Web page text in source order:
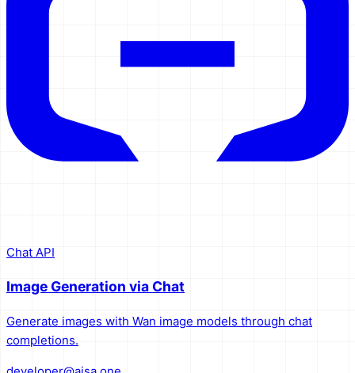
Chat API
Image Generation via Chat
Generate images with Wan image models through chat
completions.